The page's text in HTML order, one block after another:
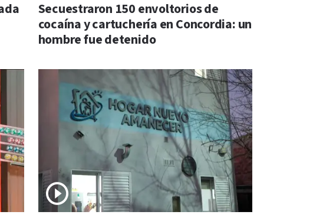
Secuestraron 150 envoltorios de
cocaína y cartuchería en Concordia: un
hombre fue detenido